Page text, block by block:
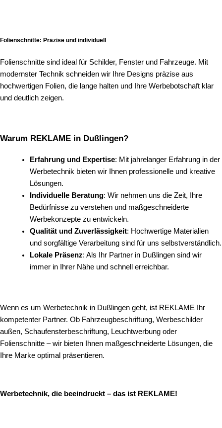
Folienschnitte: Präzise und individuell
Folienschnitte sind ideal für Schilder, Fenster und Fahrzeuge. Mit
modernster Technik schneiden wir Ihre Designs präzise aus
hochwertigen Folien, die lange halten und Ihre Werbebotschaft klar
und deutlich zeigen.
Warum REKLAME in Dußlingen?
Erfahrung und Expertise: Mit jahrelanger Erfahrung in der
Werbetechnik bieten wir Ihnen professionelle und kreative
Lösungen.
Individuelle Beratung: Wir nehmen uns die Zeit, Ihre
Bedürfnisse zu verstehen und maßgeschneiderte
Werbekonzepte zu entwickeln.
Qualität und Zuverlässigkeit: Hochwertige Materialien
und sorgfältige Verarbeitung sind für uns selbstverständlich.
Lokale Präsenz: Als Ihr Partner in Dußlingen sind wir
immer in Ihrer Nähe und schnell erreichbar.
Wenn es um Werbetechnik in Dußlingen geht, ist REKLAME Ihr
kompetenter Partner. Ob Fahrzeugbeschriftung, Werbeschilder
außen, Schaufensterbeschriftung, Leuchtwerbung oder
Folienschnitte – wir bieten Ihnen maßgeschneiderte Lösungen, die
Ihre Marke optimal präsentieren.
Werbetechnik, die beeindruckt – das ist REKLAME!